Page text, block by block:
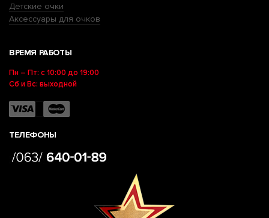
Детские очки
Аксессуары для очков
ВРЕМЯ РАБОТЫ
Пн – Пт: с 10:00 до 19:00
Сб и Вс: выходной
ТЕЛЕФОНЫ